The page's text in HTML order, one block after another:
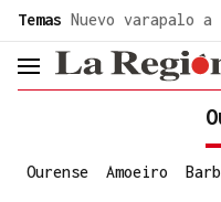
Temas Nuevo varapalo a
header.menu.open
Ourense Amoeiro